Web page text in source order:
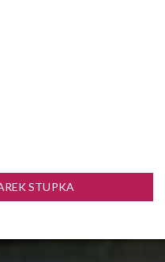
STUPKA